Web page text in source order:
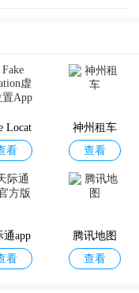
Locat
拟位
App
看
神州租车
查看
通app
方版
看
腾讯地图
查看